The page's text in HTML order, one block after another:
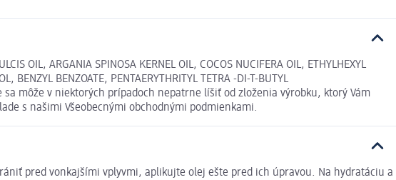
OIL, ARGANIA SPINOSA KERNEL OIL, COCOS NUCIFERA OIL, ETHYLHEXYL
BENZYL BENZOATE, PENTAERYTHRITYL TETRA -DI-T-BUTYL
sa môže v niektorých prípadoch nepatrne líšiť od zloženia výrobku, ktorý Vám
s našimi Všeobecnými obchodnými podmienkami.
pred vonkajšími vplyvmi, aplikujte olej ešte pred ich úpravou. Na hydratáciu a